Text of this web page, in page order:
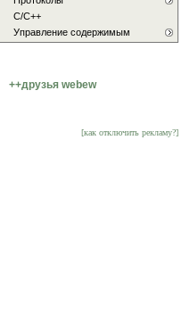
С/C++
Управление содержимым
++друзья webew
[как отключить рекламу?]